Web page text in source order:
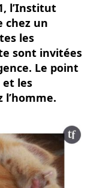
l’Institut
chez un
les
sont invitées
Le point
et les
l’homme.